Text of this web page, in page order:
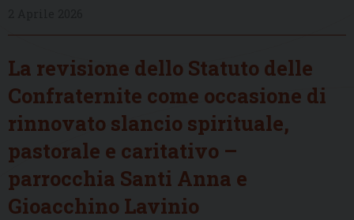
La revisione dello Statuto delle
Confraternite come occasione di
rinnovato slancio spirituale,
pastorale e caritativo –
parrocchia Santi Anna e
Gioacchino Lavinio